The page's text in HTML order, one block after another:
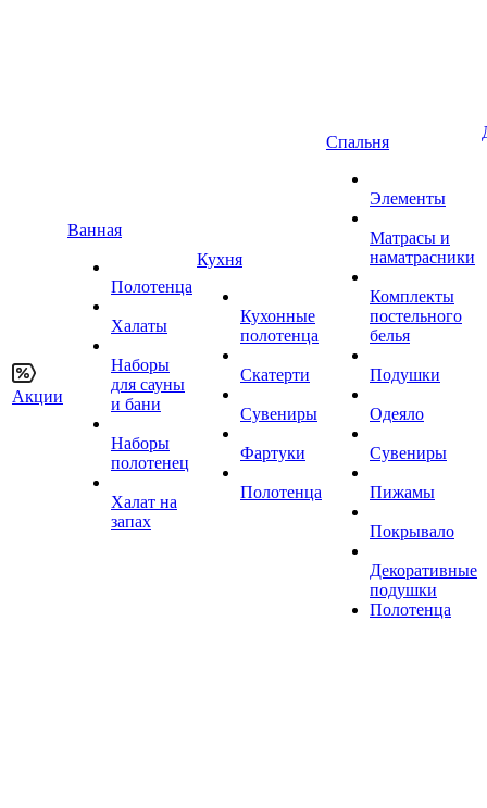
Акции
Ванная
Полотенца
Халаты
Наборы
для сауны
и бани
Наборы
полотенец
Халат на
запах
Кухня
Кухонные
полотенца
Скатерти
Сувениры
Фартуки
Полотенца
Спальня
Элементы
Матрасы и
наматрасники
Комплекты
постельного
белья
Подушки
Одеяло
Сувениры
Пижамы
Покрывало
Декоративные
подушки
Полотенца